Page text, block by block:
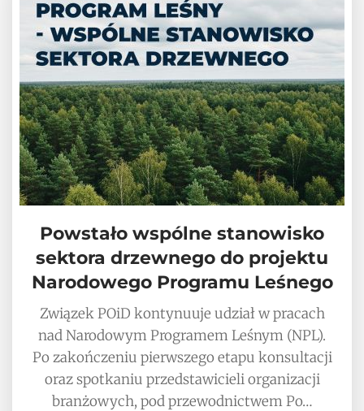
Powstało wspólne stanowisko
sektora drzewnego do projektu
Narodowego Programu Leśnego
Związek POiD kontynuuje udział w pracach
nad Narodowym Programem Leśnym (NPL).
Po zakończeniu pierwszego etapu konsultacji
oraz spotkaniu przedstawicieli organizacji
branżowych, pod przewodnictwem Po…